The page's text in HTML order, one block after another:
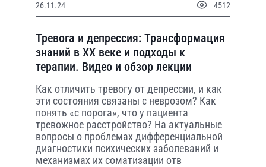
26.11.24 4512
Тревога и депрессия: Трансформация
знаний в XX веке и подходы к
терапии. Видео и обзор лекции
Как отличить тревогу от депрессии, и как
эти состояния связаны с неврозом? Как
понять «с порога», что у пациента
тревожное расстройство? На актуальные
вопросы о проблемах дифференциальной
диагностики психических заболеваний и
механизмах их соматизации отв